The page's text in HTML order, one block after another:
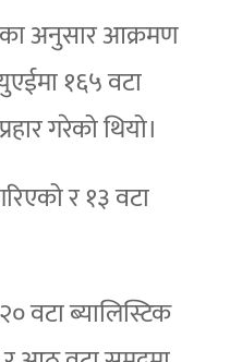
अनुसार आक्रमण
१६५ वटा
गरेको थियो।
र १३ वटा
२० वटा ब्यालिस्टिक